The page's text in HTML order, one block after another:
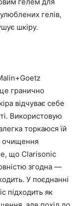
гелів,
шкіру.
гранично
відчуває себе
Використовую
торкаюся їй
очищення
що Clarisonic
згодна —
У поєднанні
підходить як